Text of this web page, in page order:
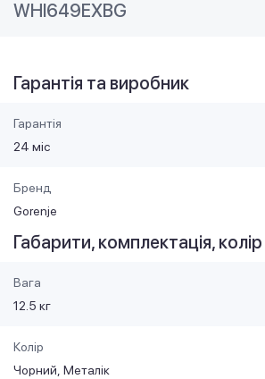
WHI649EXBG
Гарантія та виробник
Гарантія
24 міс
Бренд
Gorenje
Габарити, комплектація, колір
Вага
12.5 кг
Колір
Чорний Металік